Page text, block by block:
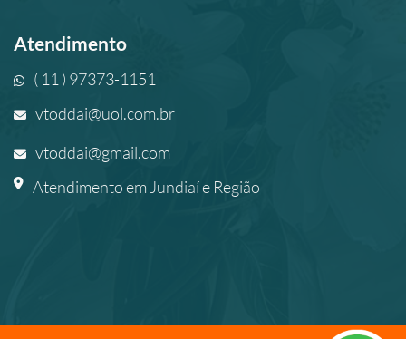
Atendimento
( 11 ) 97373-1151
vtoddai@uol.com.br
vtoddai@gmail.com
Atendimento em Jundiaí e Região